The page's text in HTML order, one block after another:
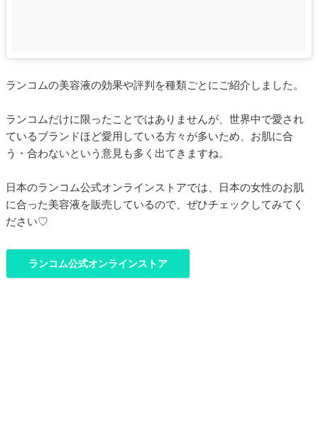
ランコムの美容液の効果や評判を種類ごとにご紹介しました。
ランコムだけに限ったことではありませんが、世界中で愛され
ているブランドほど愛用している方々が多いため、お肌に合
う・合わないという意見も多く出てきますね。
日本のランコム公式オンラインストアでは、日本の女性のお肌
に合った美容液を販売しているので、ぜひチェックしてみてく
ださい♡
ランコム公式オンラインストア